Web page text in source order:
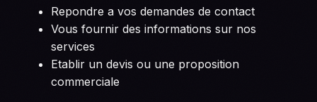
Repondre a vos demandes de contact
Vous fournir des informations sur nos
services
Etablir un devis ou une proposition
commerciale